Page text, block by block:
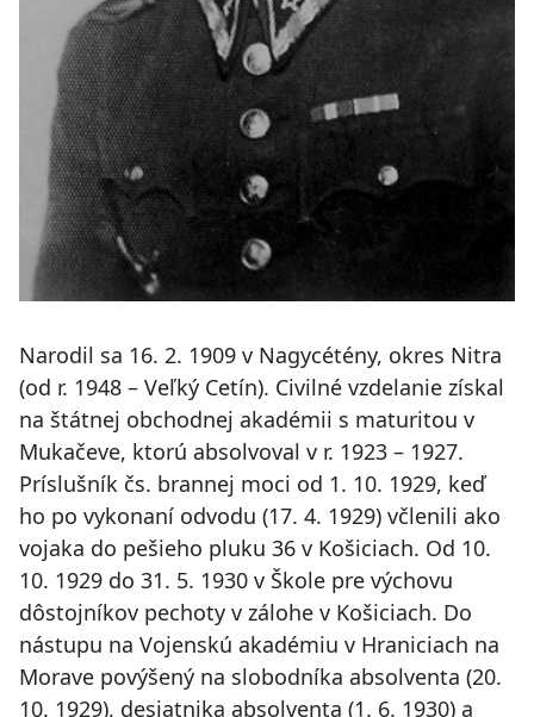
Narodil sa 16. 2. 1909 v Nagycétény, okres Nitra
(od r. 1948 – Veľký Cetín). Civilné vzdelanie získal
na štátnej obchodnej akadémii s maturitou v
Mukačeve, ktorú absolvoval v r. 1923 – 1927.
Príslušník čs. brannej moci od 1. 10. 1929, keď
ho po vykonaní odvodu (17. 4. 1929) včlenili ako
vojaka do pešieho pluku 36 v Košiciach. Od 10.
10. 1929 do 31. 5. 1930 v Škole pre výchovu
dôstojníkov pechoty v zálohe v Košiciach. Do
nástupu na Vojenskú akadémiu v Hraniciach na
Morave povýšený na slobodníka absolventa (20.
10. 1929), desiatnika absolventa (1. 6. 1930) a